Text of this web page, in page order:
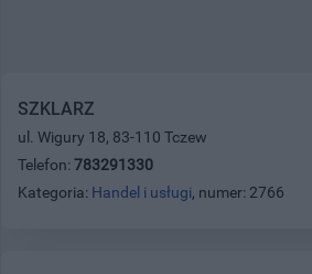
SZKLARZ
ul. Wigury 18, 83-110 Tczew
Telefon: 783291330
Kategoria: Handel i usługi, numer: 2766